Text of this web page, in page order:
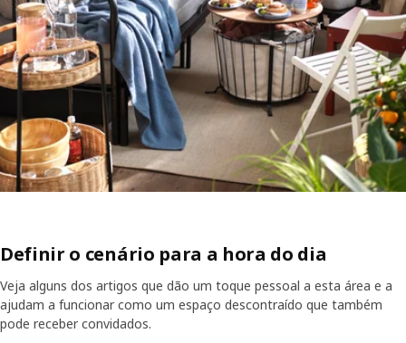
Definir o cenário para a hora do dia
Veja alguns dos artigos que dão um toque pessoal a esta área e a
ajudam a funcionar como um espaço descontraído que também
pode receber convidados.